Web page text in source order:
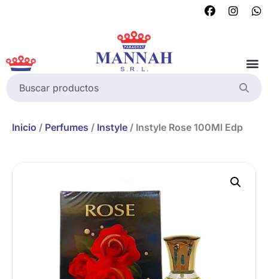
Inicio / Perfumes / Instyle / Instyle Rose 100Ml Edp